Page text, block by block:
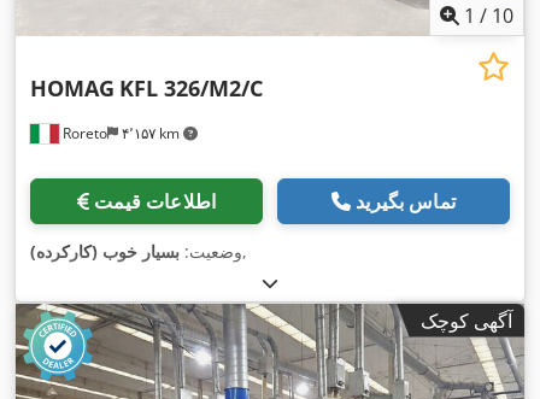
1 / 10
Roreto ۴٬۱۵۷ km
HOMAG KFL 326/M2/C
اطلاعات قیمت تماس بگیرید
وضعیت: بسیار خوب (کارکرده) ,
آگهی کوچک